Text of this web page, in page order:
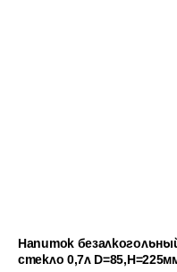
Напиток
стекло 0,7л